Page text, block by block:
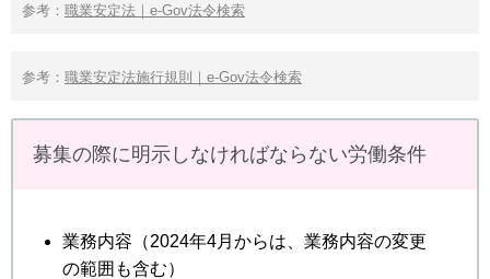
参考： 職業安定法｜e-Gov法令検索
参考： 職業安定法施行規則｜e-Gov法令検索
募集の際に明示しなければならない労働条件
業務内容（2024年4月からは、業務内容の変更
の範囲も含む）